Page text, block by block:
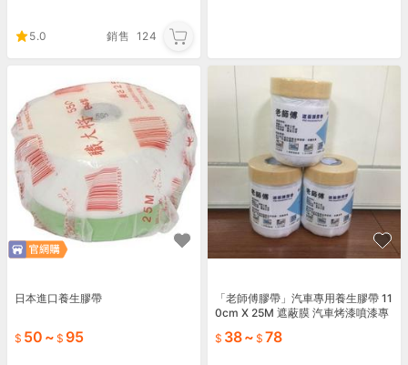
5.0 銷售 124
日本進口養生膠帶
50 ~ 95
「老師傅膠帶」汽車專用養生膠帶 11
0cm X 25M 遮蔽膜 汽車烤漆噴漆專
38~ 78